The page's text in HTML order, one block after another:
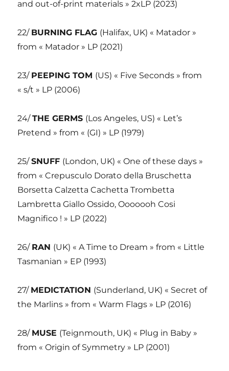
and out-of-print materials » 2xLP (2023)
22/ BURNING FLAG (Halifax, UK) « Matador »
from « Matador » LP (2021)
23/ PEEPING TOM (US) « Five Seconds » from
« s/t » LP (2006)
24/THE GERMS (Los Angeles, US) « Let’s
Pretend » from « (GI) » LP (1979)
25/SNUFF (London, UK) « One of these days »
from « Crepusculo Dorato della Bruschetta
Borsetta Calzetta Cachetta Trombetta
Lambretta Giallo Ossido, Ooooooh Cosi
Magnifico ! » LP (2022)
26/ RAN (UK) « A Time to Dream » from « Little
Tasmanian » EP (1993)
27/ MEDICTATION (Sunderland, UK) « Secret of
the Marlins » from « Warm Flags » LP (2016)
28/ MUSE (Teignmouth, UK) « Plug in Baby »
from « Origin of Symmetry » LP (2001)